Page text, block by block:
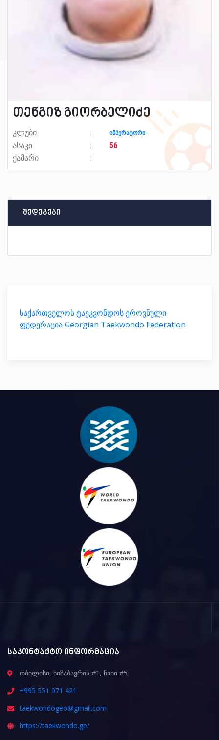
თენგიზ გიორბელიძე
კლუბი იმპერატორი
ასაკი
56
ქამარი
შედეგები
საქართველოს ტაეკვონდოს ეროვნული
ფედერაცია Georgian Taekwondo Federation
საკონტაქტო ინფორმაცია
თბილისი, ხიზაბავრის #1, ჩიხი #5
+995 551 071 421
taekwondogeo@gmail.com
https://taekwondo.ge/